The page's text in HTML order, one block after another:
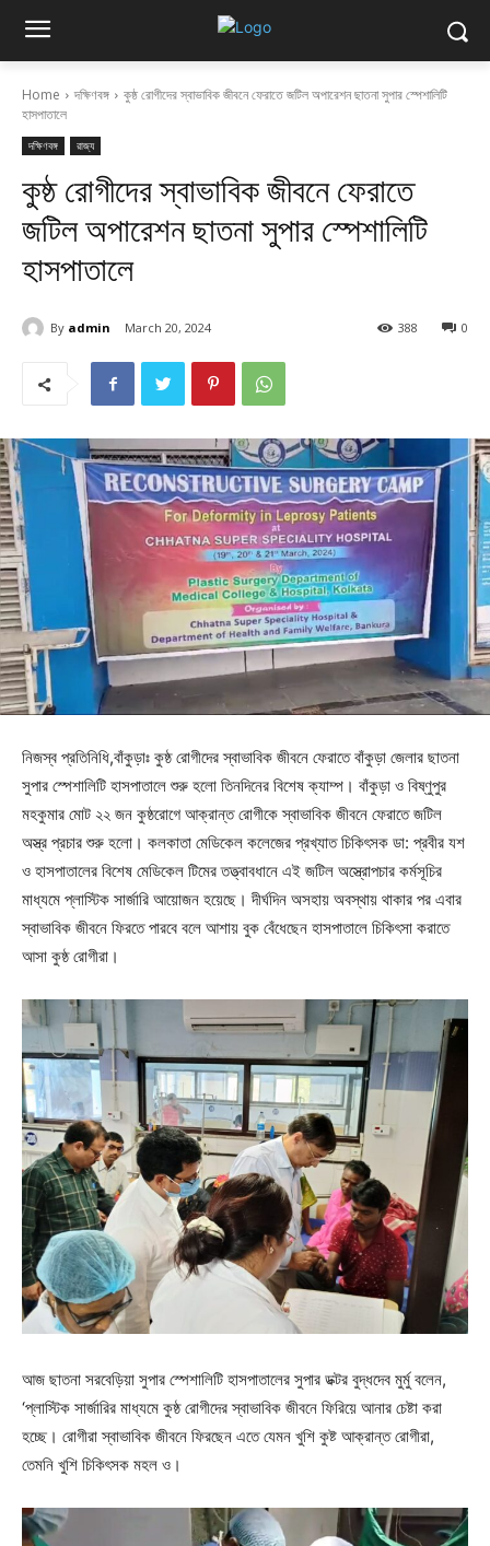
Home দক্ষিণবঙ্গ
কুষ্ঠ রোগীদের স্বাভাবিক জীবনে ফেরাতে জটিল অপারেশন ছাতনা সুপার স্পেশালিটি
হাসপাতালে
দক্ষিণবঙ্গ রাজ্য
কুষ্ঠ রোগীদের স্বাভাবিক জীবনে ফেরাতে
জটিল অপারেশন ছাতনা সুপার স্পেশালিটি
হাসপাতালে
By admin March 20, 2024 0
388
নিজস্ব প্রতিনিধি,বাঁকুড়াঃ কুষ্ঠ রোগীদের স্বাভাবিক জীবনে ফেরাতে বাঁকুড়া জেলার ছাতনা
সুপার স্পেশালিটি হাসপাতালে শুরু হলো তিনদিনের বিশেষ ক্যাম্প। বাঁকুড়া ও বিষ্ণুপুর
মহকুমার মোট ২২ জন কুষ্ঠরোগে আক্রান্ত রোগীকে স্বাভাবিক জীবনে ফেরাতে জটিল
অস্ত্র প্রচার শুরু হলো। কলকাতা মেডিকেল কলেজের প্রখ্যাত চিকিৎসক ডা: প্রবীর যশ
ও হাসপাতালের বিশেষ মেডিকেল টিমের তত্ত্বাবধানে এই জটিল অস্ত্রোপচার কর্মসূচির
মাধ্যমে প্লাস্টিক সার্জারি আয়োজন হয়েছে। দীর্ঘদিন অসহায় অবস্থায় থাকার পর এবার
স্বাভাবিক জীবনে ফিরতে পারবে বলে আশায় বুক বেঁধেছেন হাসপাতালে চিকিৎসা করাতে
আসা কুষ্ঠ রোগীরা।
আজ ছাতনা সরবেড়িয়া সুপার স্পেশালিটি হাসপাতালের সুপার ডক্টর বুদ্ধদেব মুর্মু বলেন,
‘প্লাস্টিক সার্জারির মাধ্যমে কুষ্ঠ রোগীদের স্বাভাবিক জীবনে ফিরিয়ে আনার চেষ্টা করা
হচ্ছে। রোগীরা স্বাভাবিক জীবনে ফিরছেন এতে যেমন খুশি কুষ্ট আক্রান্ত রোগীরা,
তেমনি খুশি চিকিৎসক মহল ও।